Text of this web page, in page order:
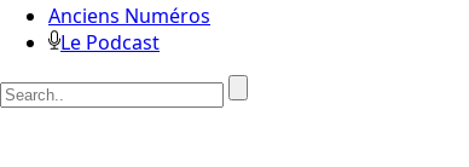
Anciens Numéros
Le Podcast